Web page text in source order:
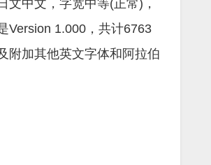
文中文，字宽中等(正常)，
Version 1.000，共计6763
附加其他英文字体和阿拉伯